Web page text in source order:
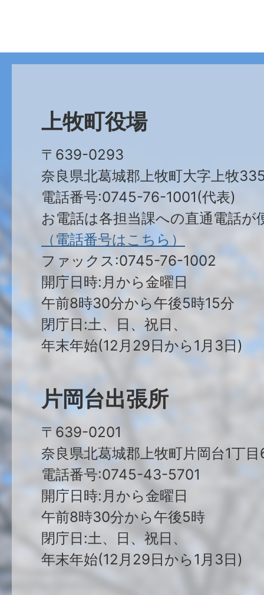
上牧町役場
〒639-0293
奈良県北葛城郡上牧町大字上牧
電話番号:0745-76-1001(代表)
お電話は各担当課への直通電話が
（電話番号はこちら）
ファックス:0745-76-1002
開庁日時:月から金曜日
午前8時30分から午後5時15分
閉庁日:土、日、祝日、
年末年始(12月29日から1月3日)
片岡台出張所
〒639-0201
奈良県北葛城郡上牧町片岡台1丁目
電話番号:0745-43-5701
開庁日時:月から金曜日
午前8時30分から午後5時
閉庁日:土、日、祝日、
年末年始(12月29日から1月3日)